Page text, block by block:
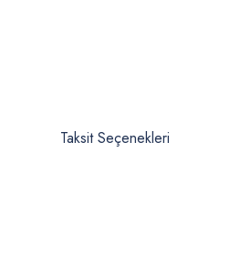
Taksit Seçenekleri